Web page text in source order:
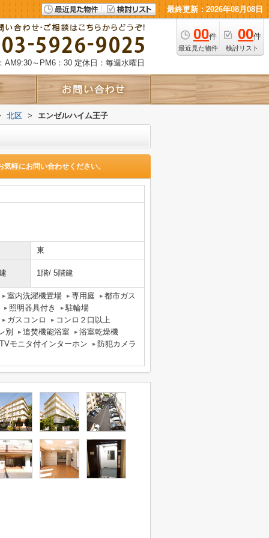
最終更新：2026年08月08日
00件
最近見た物件
00件
検討リスト
AM9:30～PM6：30 定休日：毎週水曜日
北区 > エンゼルハイム王子
気軽にお問い合わせください。
東
1階/ 5階建
室内洗濯機置場 専用庭
都市ガス
照明器具付き
駐輪場
ガスコンロ
コンロ２口以上
別
追焚機能浴室
浴室乾燥機
TVモニタ付インターホン
防犯カメラ